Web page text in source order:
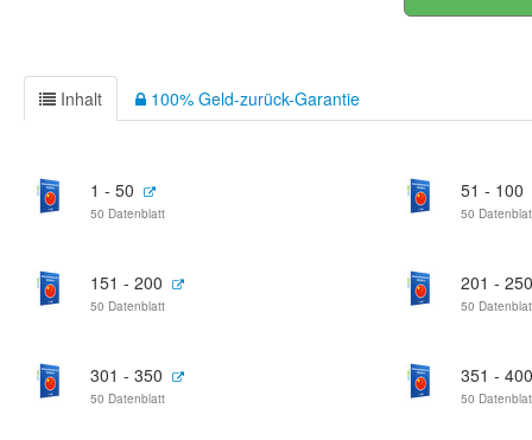
Inhalt 100% Geld-zurück-Garantie
1 - 50
50 Datenblatt
51 - 100
50
151 - 200
50 Datenblatt
201 - 250
50
301 - 350
50 Datenblatt
351 - 400
50